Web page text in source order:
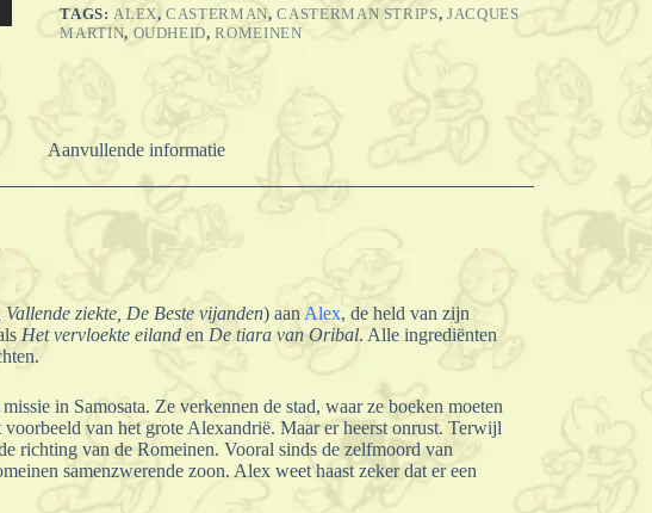
TAGS:ALEX,CASTERMAN,CASTERMAN STRIPS,JACQUES
MARTIN, OUDHEID,ROMEINEN
Aanvullende informatie
ziekte, De Beste vijanden) aan Alex, de held van zijn
Het vervloekte eiland en De tiara van Oribal. Alle ingrediënten
in Samosata. Ze verkennen de stad, waar ze boeken moeten
van het grote Alexandrië. Maar er heerst onrust. Terwijl
richting van de Romeinen. Vooral sinds de zelfmoord van
samenzwerende zoon. Alex weet haast zeker dat er een